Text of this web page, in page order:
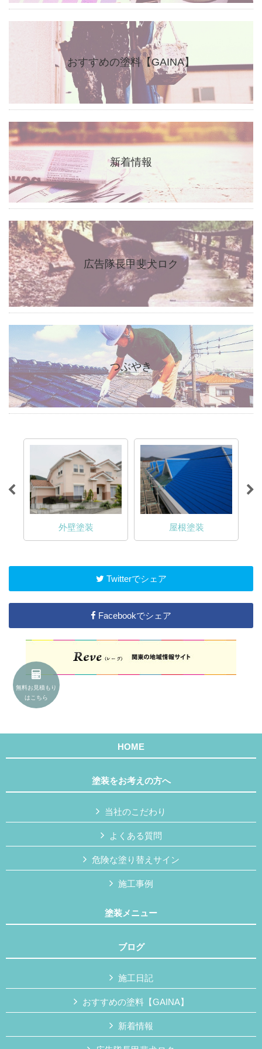
おすすめの塗料【GAINA】
新着情報
広告隊長甲斐犬ロク
つぶやき
外壁塗装 屋根塗装
Twitterでシェア
Facebookでシェア
HOME
塗装をお考えの方へ
当社のこだわり
よくある質問
危険な塗り替えサイン
施工事例
塗装メニュー
ブログ
施工日記
おすすめの塗料【GAINA】
新着情報
無料お見積もり
はこちら